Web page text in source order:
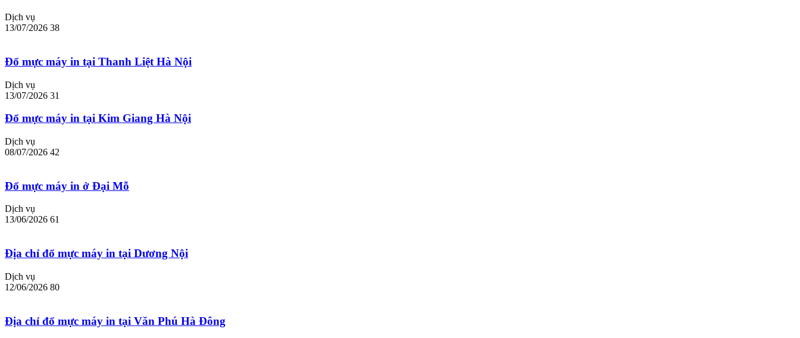
Dịch vụ
13/07/2026 38
Đổ mực máy in tại Thanh Liệt Hà Nội
Dịch vụ
13/07/2026 31
Đổ mực máy in tại Kim Giang Hà Nội
Dịch vụ
08/07/2026 42
Đổ mực máy in ở Đại Mỗ
Dịch vụ
13/06/2026 61
Địa chỉ đổ mực máy in tại Dương Nội
Dịch vụ
12/06/2026 80
Địa chỉ đổ mực máy in tại Văn Phú Hà Đông